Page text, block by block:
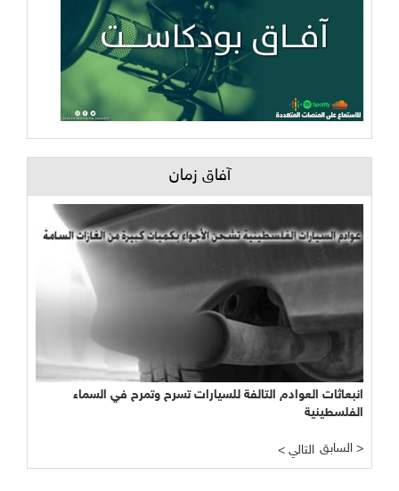
آفاق زمان
انبعاثات العوادم التالفة للسيارات تسرح وتمرح في السماء
الفلسطينية
< التالي السابق >